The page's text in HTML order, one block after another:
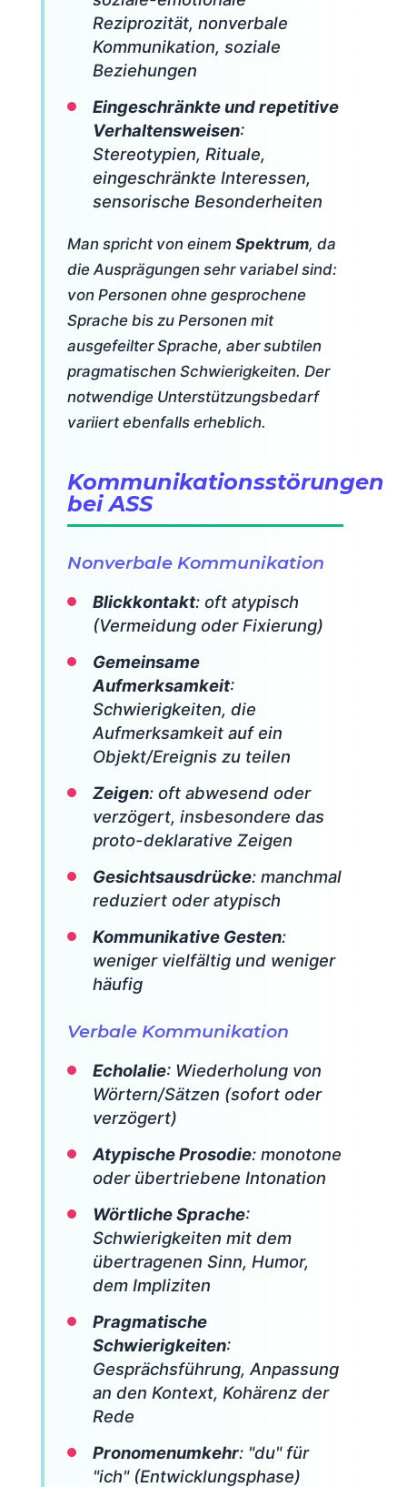
Reziprozität, nonverbale
Kommunikation, soziale
Beziehungen
Eingeschränkte und repetitive
Verhaltensweisen:
Stereotypien, Rituale,
eingeschränkte Interessen,
sensorische Besonderheiten
Man spricht von einem Spektrum, da
die Ausprägungen sehr variabel sind:
von Personen ohne gesprochene
Sprache bis zu Personen mit
ausgefeilter Sprache, aber subtilen
pragmatischen Schwierigkeiten. Der
notwendige Unterstützungsbedarf
variiert ebenfalls erheblich.
Kommunikationsstörungen
bei ASS
Nonverbale Kommunikation
Blickkontakt: oft atypisch
(Vermeidung oder Fixierung)
Gemeinsame
Aufmerksamkeit:
Schwierigkeiten, die
Aufmerksamkeit auf ein
Objekt/Ereignis zu teilen
Zeigen: oft abwesend oder
verzögert, insbesondere das
proto-deklarative Zeigen
Gesichtsausdrücke: manchmal
reduziert oder atypisch
Kommunikative Gesten:
weniger vielfältig und weniger
häufig
Verbale Kommunikation
Echolalie: Wiederholung von
Wörtern/Sätzen (sofort oder
verzögert)
Atypische Prosodie: monotone
oder übertriebene Intonation
Wörtliche Sprache:
Schwierigkeiten mit dem
übertragenen Sinn, Humor,
dem Impliziten
Pragmatische
Schwierigkeiten:
Gesprächsführung, Anpassung
an den Kontext, Kohärenz der
Rede
Pronomenumkehr: "du" für
"ich" (Entwicklungsphase)